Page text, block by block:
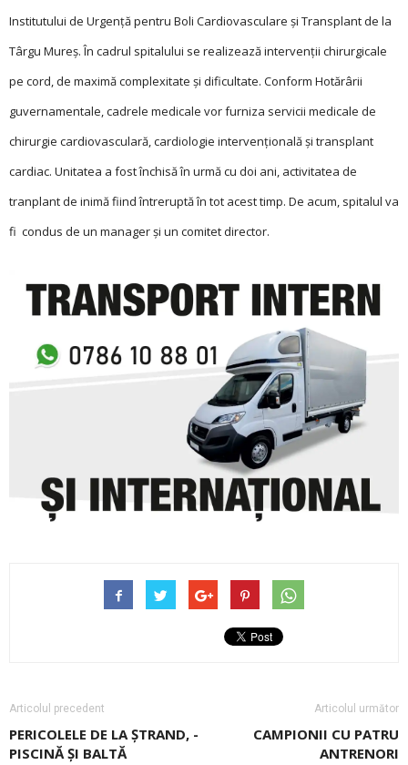
Institutului de Urgenţă pentru Boli Cardiovasculare şi Transplant de la
Târgu Mureş. În cadrul spitalului se realizează intervenții chirurgicale
pe cord, de maximă complexitate și dificultate. Conform Hotărârii
guvernamentale, cadrele medicale vor furniza servicii medicale de
chirurgie cardiovasculară, cardiologie intervențională și transplant
cardiac. Unitatea a fost închisă în urmă cu doi ani, activitatea de
tranplant de inimă fiind întreruptă în tot acest timp. De acum, spitalul va
fi condus de un manager și un comitet director.
Articolul precedent
PERICOLELE DE LA ŞTRAND, ­
PISCINĂ ŞI BALTĂ
Articolul următor
CAMPIONII CU PATRU
ANTRENORI